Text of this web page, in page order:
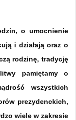
o umocnienie
i działają oraz o
rodzinę, tradycję
pamiętamy o
wszystkich
prezydenckich,
wiele w zakresie